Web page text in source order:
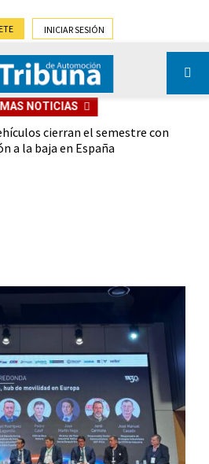
INICIAR SESIÓN
NOTICIAS
cierran el semestre con
a la baja en España